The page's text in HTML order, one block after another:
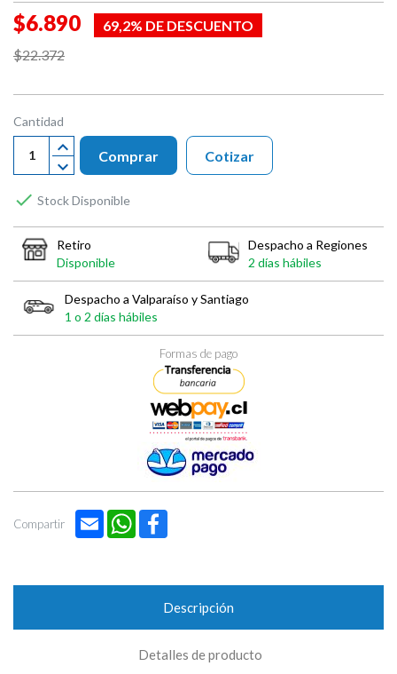
$6.890
69,2% DE DESCUENTO
$22.372
Cantidad
Comprar
 Stock Disponible
Cotizar
Retiro
Disponible
Despacho a Regiones
2 días hábiles
Despacho a Valparaíso y Santiago
1 o 2 días hábiles
Formas de pago
Compartir Email WhatsApp
Descripción
Detalles de producto